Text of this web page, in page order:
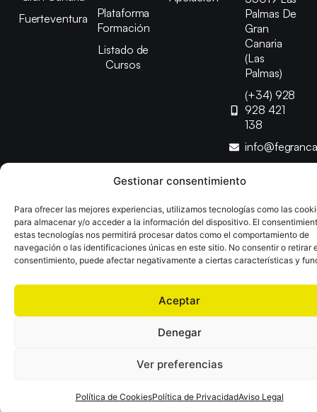
Gestionar consentimiento
Para ofrecer las mejores experiencias, utilizamos tecnologías como las
para almacenar y/o acceder a la información del dispositivo. El
estas tecnologías nos permitirá procesar datos como el comportamiento de
navegación o las identificaciones únicas en este sitio. No consentir o retirar
consentimiento, puede afectar negativamente a ciertas características y
Aceptar
Denegar
Ver preferencias
Política de CookiesPolítica de PrivacidadAviso Legal
Fuerteventura
Plataforma
Formación
Listado de
Cursos
Palmas De
Gran
Canaria
(Las
Palmas)
(+34) 928
928 421
138
Desarrollado porTOOOLS
Aviso LegalPolítica de CookiesPolítica de Privacidad
Declaración de AccesibilidadPolítica de Ventas